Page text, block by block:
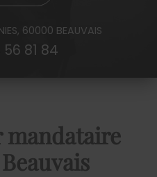
60000 BEAUVAIS
81 84
mandataire